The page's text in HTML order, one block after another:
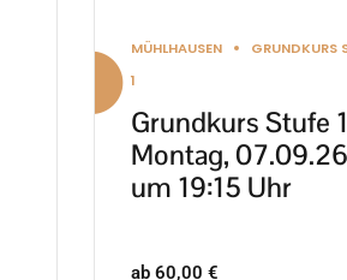
MÜHLHAUSEN
GRUNDKURS
1
Grundkurs Stufe
Montag,
um 19:15 Uhr
ab60,00€
gewählt
werden